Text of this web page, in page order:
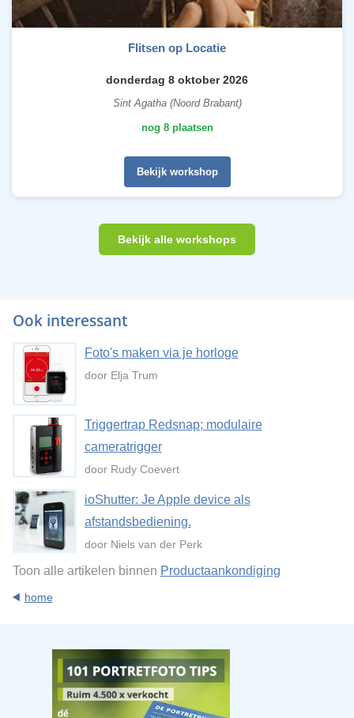
Flitsen op Locatie
donderdag 8 oktober 2026
Sint Agatha (Noord Brabant)
nog 8 plaatsen
Bekijk workshop
Bekijk alle workshops
Ook interessant
Foto's maken via je horloge
door Elja Trum
Triggertrap Redsnap; modulaire
cameratrigger
door Rudy Coevert
ioShutter: Je Apple device als
afstandsbediening.
door Niels van der Perk
Toon alle artikelen binnen Productaankondiging
home